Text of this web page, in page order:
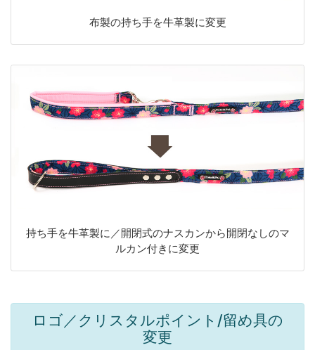
布製の持ち手を牛革製に変更
持ち手を牛革製に／開閉式のナスカンから開閉なしのマ
ルカン付きに変更
ロゴ／クリスタルポイント/留め具の
変更